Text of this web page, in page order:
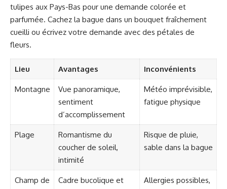
tulipes aux Pays-Bas pour une demande colorée et
parfumée. Cachez la bague dans un bouquet fraîchement
cueilli ou écrivez votre demande avec des pétales de
fleurs.
Lieu Avantages Inconvénients
Montagne
Vue panoramique,
sentiment
d’accomplissement
Météo imprévisible,
fatigue physique
Plage
Romantisme du
coucher de soleil,
intimité
Risque de pluie,
sable dans la bague
Champ de
Cadre bucolique et
Allergies possibles,